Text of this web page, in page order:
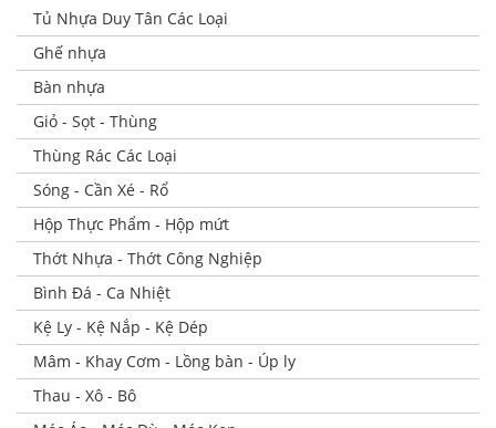
Tủ Nhựa Duy Tân Các Loại
Ghế nhựa
Bàn nhựa
Giỏ - Sọt - Thùng
Thùng Rác Các Loại
Sóng - Cần Xé - Rổ
Hộp Thực Phẩm - Hộp mứt
Thớt Nhựa - Thớt Công Nghiệp
Bình Đá - Ca Nhiệt
Kệ Ly - Kệ Nắp - Kệ Dép
Mâm - Khay Cơm - Lồng bàn - Úp ly
Thau - Xô - Bô